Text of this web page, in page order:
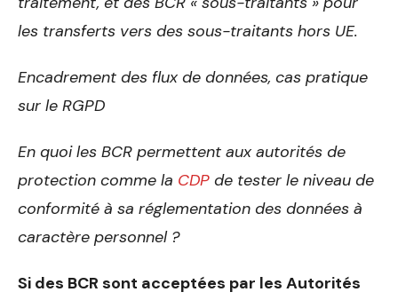
les transferts vers des sous-traitants hors UE.
Encadrement des flux de données, cas pratique
sur le RGPD
En quoi les BCR permettent aux autorités de
protection comme la CDP de tester le niveau de
conformité à sa réglementation des données à
caractère personnel ?
Si des BCR sont acceptées par les Autorités